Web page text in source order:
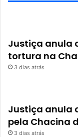
Justiça anula
tortura na
3 dias atrás
Justiça anula
pela Chacina
3 dias atrás